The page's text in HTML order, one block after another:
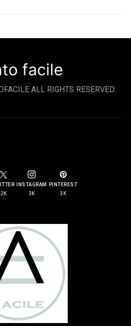
facile
ALL RIGHTS RESERVED.
2K
INSTAGRAM
3K
PINTEREST
3K